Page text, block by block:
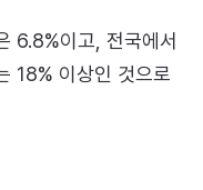
6.8%이고, 전국에서
18% 이상인 것으로